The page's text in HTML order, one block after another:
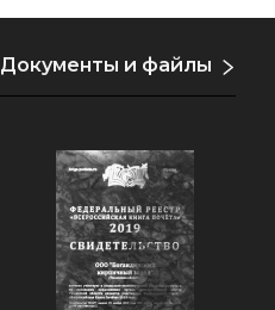
Документы и файлы